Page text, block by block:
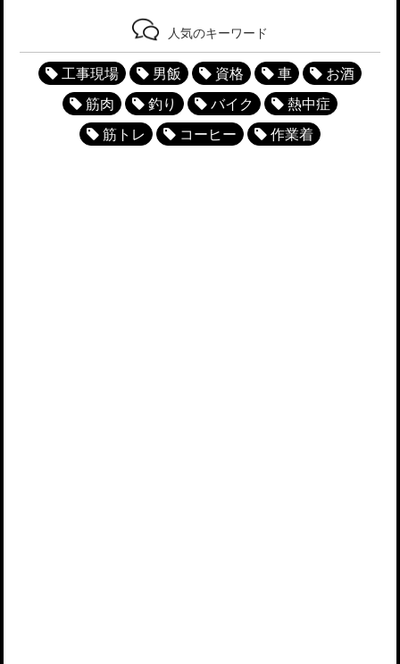
人気のキーワード
工事現場 男飯 資格 車
お酒
筋肉
釣り バイク
熱中症
筋トレ
コーヒー 作業着